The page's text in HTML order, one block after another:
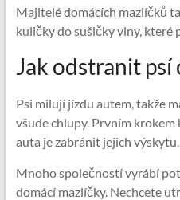
Majitelé domácích mazlíčků
kuličky do sušičky vlny, které
Jak odstranit psí
Psi milují jízdu autem, takže
všude chlupy. Prvním
auta je zabránit jejich výskytu.
Mnoho společností vyrábí
domácí mazlíčky. Nechcete